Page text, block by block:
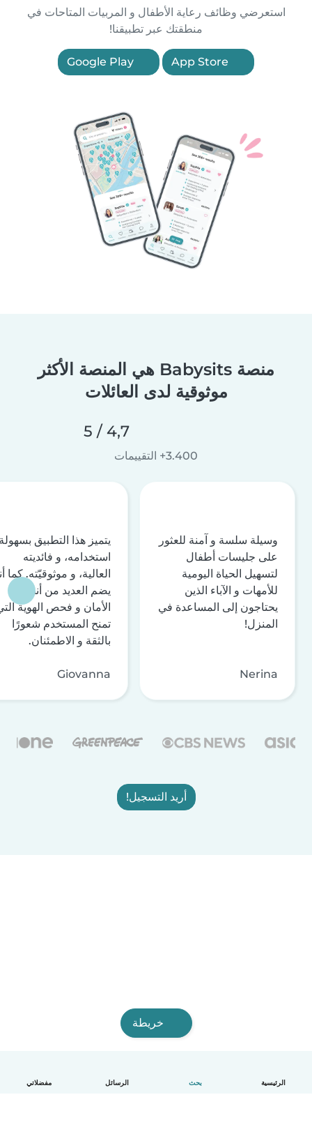
الرئيسية بحث الرسائل مفضلاتي
استعرضي وظائف رعاية الأطفال و المربيات المتاحات في
منطقتك عبر تطبيقنا!
منصة Babysits هي المنصة الأكثر
موثوقية لدى العائلات
4,7 / 5
3.400+ التقييمات
وسيلة سلسة و آمنة للعثور
على جليسات أطفال
لتسهيل الحياة اليومية
للأمهات و الآباء الذين
يحتاجون إلى المساعدة في
المنزل!
Nerina
يتميز هذا التطبيق
استخدامه، و فائديته
العالية، و موثوقيّته. كما
يضم العديد من أنظمة
الأمان و فحص الهوية
تمنح المستخدم شعورًا
بالثقة و الاطمئنان.
Giovanna
أريد التسجيل!
خريطة